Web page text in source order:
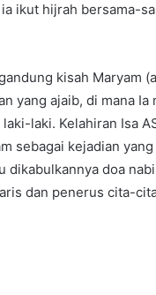
ikut hijrah bersama-
kisah Maryam
yang ajaib, di mana Ia
laki. Kelahiran Isa
sebagai kejadian
doa
dan penerus cita-